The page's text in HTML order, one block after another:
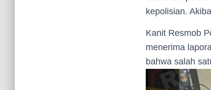
kepolisian.
Kanit Resmob
menerima
bahwa salah